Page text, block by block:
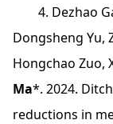
4. Dezhao
Dongsheng Yu,
Hongchao Zuo,
Ma*. 2024.
reductions in